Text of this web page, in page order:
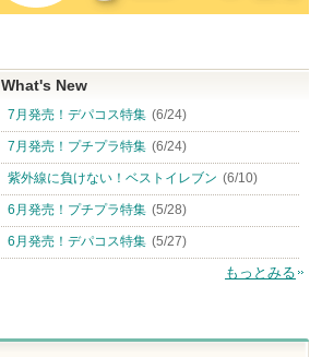
What's New
7月発売！デパコス特集 (6/24)
7月発売！プチプラ特集 (6/24)
紫外線に負けない！ベストイレブン (6/10)
6月発売！プチプラ特集 (5/28)
6月発売！デパコス特集 (5/27)
もっとみる